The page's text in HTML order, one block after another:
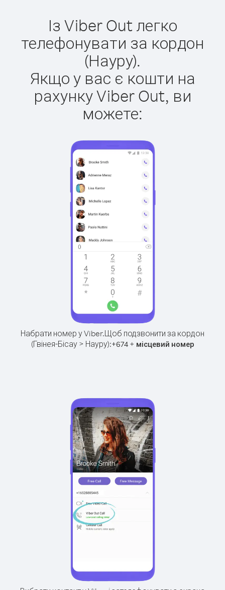
Із Viber Out легко
телефонувати за кордон
(Науру).
Якщо у вас є кошти на
рахунку Viber Out, ви
можете:
Набрати номер у Viber.Щоб подзвонити за кордон
(Гвінея-Бісау > Науру):+674+ місцевий номер